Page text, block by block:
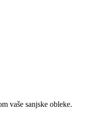
vaše sanjske obleke.